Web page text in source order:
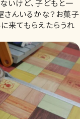
いけど、子どもと一
さんいるかな？お菓子
来てもらえたらうれ